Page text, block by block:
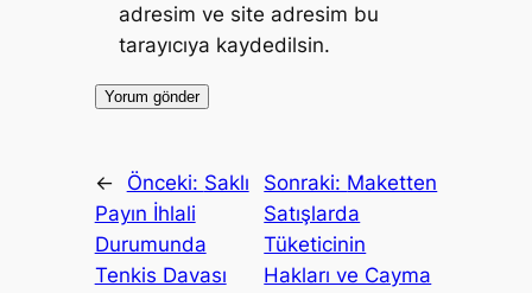
adresim ve site adresim bu
tarayıcıya kaydedilsin.
← Önceki: Saklı
Payın İhlali
Durumunda
Tenkis Davası
Sonraki: Maketten
Satışlarda
Tüketicinin
Hakları ve Cayma